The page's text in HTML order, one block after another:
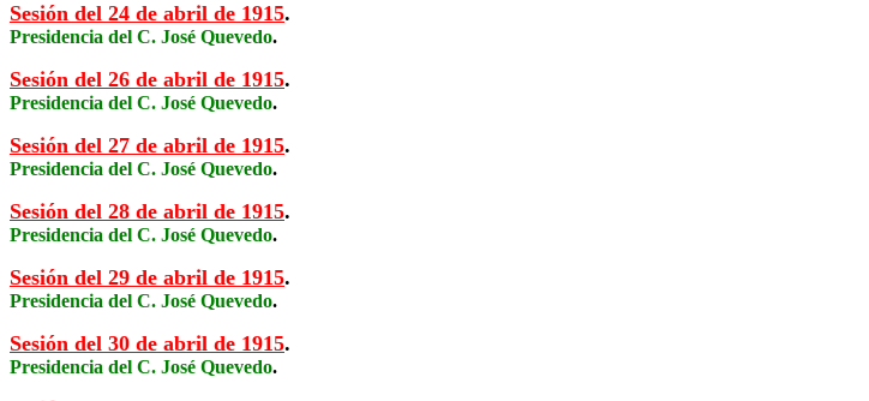
Sesión del 24 de abril de 1915.
Presidencia del C. José Quevedo.
Sesión del 26 de abril de 1915.
Presidencia del C. José Quevedo.
Sesión del 27 de abril de 1915.
Presidencia del C. José Quevedo.
Sesión del 28 de abril de 1915.
Presidencia del C. José Quevedo.
Sesión del 29 de abril de 1915.
Presidencia del C. José Quevedo.
Sesión del 30 de abril de 1915.
Presidencia del C. José Quevedo.